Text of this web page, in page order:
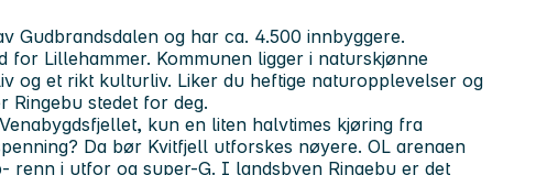
Gudbrandsdalen og har ca. 4.500 innbyggere.
for Lillehammer. Kommunen ligger i naturskjønne
og et rikt kulturliv. Liker du heftige naturopplevelser og
stedet for deg.
kun en liten halvtimes kjøring fra
Da bør Kvitfjell utforskes nøyere. OL arenaen
renn i utfor og super-G. I landsbyen Ringebu er det